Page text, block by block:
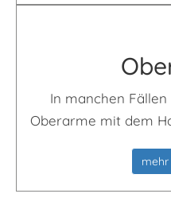
In manchen
Oberarme mit dem